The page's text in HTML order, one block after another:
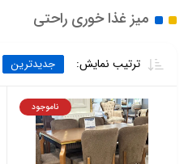
میز غذا خوری راحتی
ترتیب نمایش: جدیدترین
ناموجود